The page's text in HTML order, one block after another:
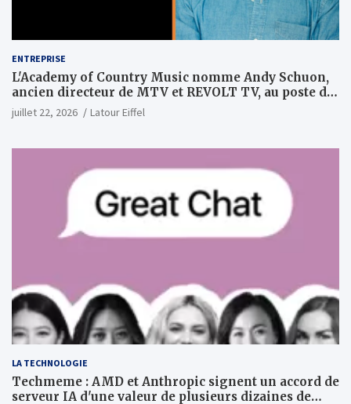
ENTREPRISE
L'Academy of Country Music nomme Andy Schuon,
ancien directeur de MTV et REVOLT TV, au poste de
PDG
juillet 22, 2026 Latour Eiffel
LA TECHNOLOGIE
Techmeme : AMD et Anthropic signent un accord de
serveur IA d'une valeur de plusieurs dizaines de